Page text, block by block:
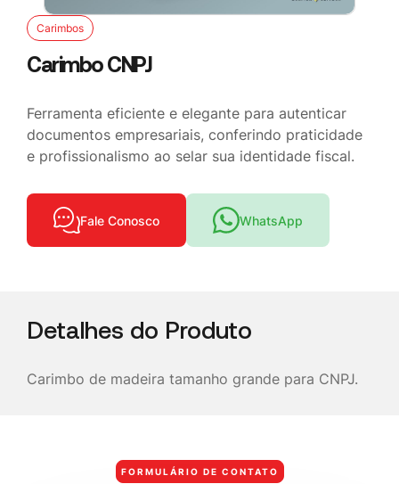
Carimbos
Carimbo CNPJ
Ferramenta eficiente e elegante para autenticar
documentos empresariais, conferindo praticidade
e profissionalismo ao selar sua identidade fiscal.
Fale Conosco WhatsApp
Detalhes do Produto
Carimbo de madeira tamanho grande para CNPJ.
FORMULÁRIO DE CONTATO